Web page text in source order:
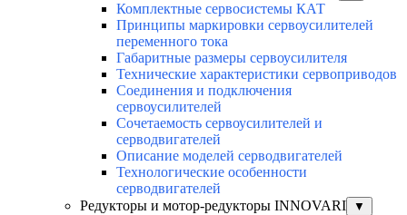
Комплектные сервосистемы КАТ
Принципы маркировки сервоусилителей
переменного тока
Габаритные размеры сервоусилителя
Технические характеристики сервоприводов
Соединения и подключения
сервоусилителей
Сочетаемость сервоусилителей и
серводвигателей
Описание моделей серводвигателей
Технологические особенности
серводвигателей
Редукторы и мотор-редукторы INNOVARI
▼